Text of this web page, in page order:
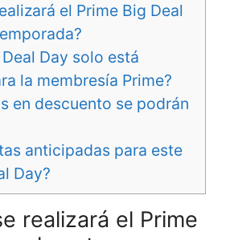
el Prime Big Deal
Day solo está
la membresía Prime?
en descuento se podrán
anticipadas para este
Day?
realizará el Prime